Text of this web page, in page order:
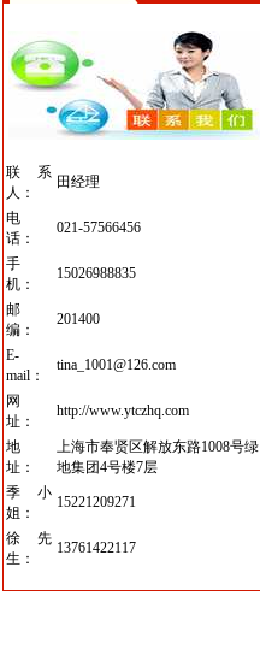
联系
人：
田经理
电
话：
021-57566456
手
机：
15026988835
邮
编：
201400
E-
mail：
tina_1001@126.com
网
址：
http://www.ytczhq.com
地
址：
上海市奉贤区解放东路1008号绿
地集团4号楼7层
季小
姐：
15221209271
徐先
生：
13761422117